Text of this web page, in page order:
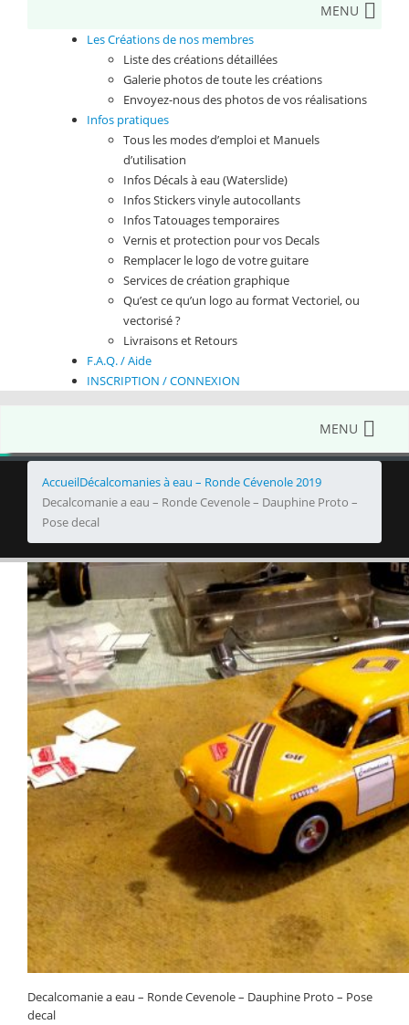
MENU
Les Créations de nos membres
Liste des créations détaillées
Galerie photos de toute les créations
Envoyez-nous des photos de vos réalisations
Infos pratiques
Tous les modes d’emploi et Manuels
d’utilisation
Infos Décals à eau (Waterslide)
Infos Stickers vinyle autocollants
Infos Tatouages temporaires
Vernis et protection pour vos Decals
Remplacer le logo de votre guitare
Services de création graphique
Qu’est ce qu’un logo au format Vectoriel, ou
vectorisé ?
Livraisons et Retours
F.A.Q. / Aide
INSCRIPTION / CONNEXION
MENU
AccueilDécalcomanies à eau – Ronde Cévenole 2019
Decalcomanie a eau – Ronde Cevenole – Dauphine Proto –
Pose decal
Decalcomanie a eau – Ronde Cevenole – Dauphine Proto – Pose
decal